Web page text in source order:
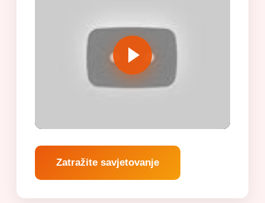
Zatražite savjetovanje